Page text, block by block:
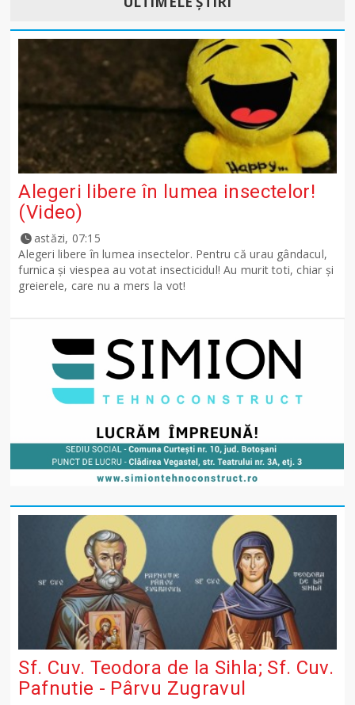
Alegeri libere în lumea insectelor!
(Video)
astăzi, 07:15
Alegeri libere în lumea insectelor. Pentru că urau gândacul,
furnica și viespea au votat insecticidul! Au murit toti, chiar și
greierele, care nu a mers la vot!
Sf. Cuv. Teodora de la Sihla; Sf. Cuv.
Pafnutie - Pârvu Zugravul